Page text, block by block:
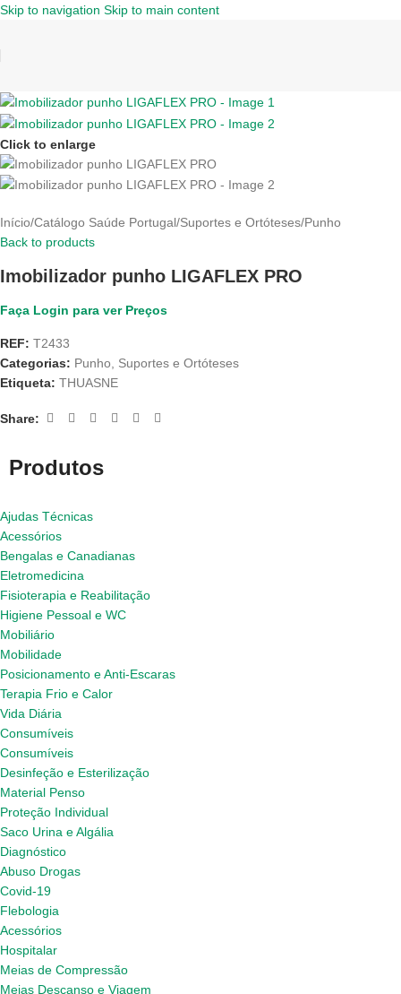
Skip to navigation Skip to main content
Produtos
Ajudas Técnicas
Acessórios
Bengalas e Canadianas
Eletromedicina
Fisioterapia e Reabilitação
Higiene Pessoal e WC
Mobiliário
Mobilidade
Posicionamento e Anti-Escaras
Terapia Frio e Calor
Vida Diária
Consumíveis
Consumíveis
Desinfeção e Esterilização
Material Penso
Proteção Individual
Saco Urina e Algália
Diagnóstico
Abuso Drogas
Covid-19
Flebologia
Acessórios
Hospitalar
Meias de Compressão
Meias Descanso e Viagem
Click to enlarge
Início/Catálogo Saúde Portugal/Suportes e Ortóteses/Punho
Back to products
Imobilizador punho LIGAFLEX PRO
Faça Login para ver Preços
REF: T2433
Categorias: Punho
Suportes e Ortóteses
Etiqueta: THUASNE
Share: